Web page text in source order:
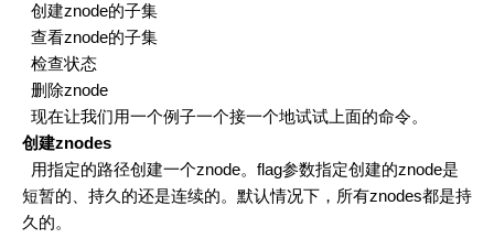
创建znode的子集
查看znode的子集
检查状态
删除znode
现在让我们用一个例子一个接一个地试试上面的命令。
创建znodes
用指定的路径创建一个znode。flag参数指定创建的znode是
短暂的、持久的还是连续的。默认情况下，所有znodes都是持
久的。